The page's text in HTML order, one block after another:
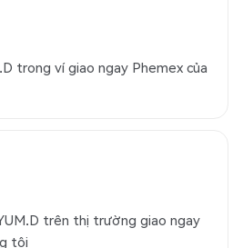
trong ví giao ngay Phemex của
trên thị trường giao ngay
tôi